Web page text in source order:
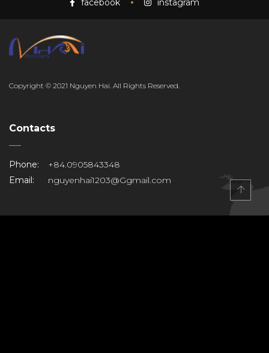
facebook instagram
Copyright © 2021 Nguyen Hai. All Rights Reserved.
Contacts
Phone:
+84.0905843348
Email:
nguyenhai1203@Ggmail.com